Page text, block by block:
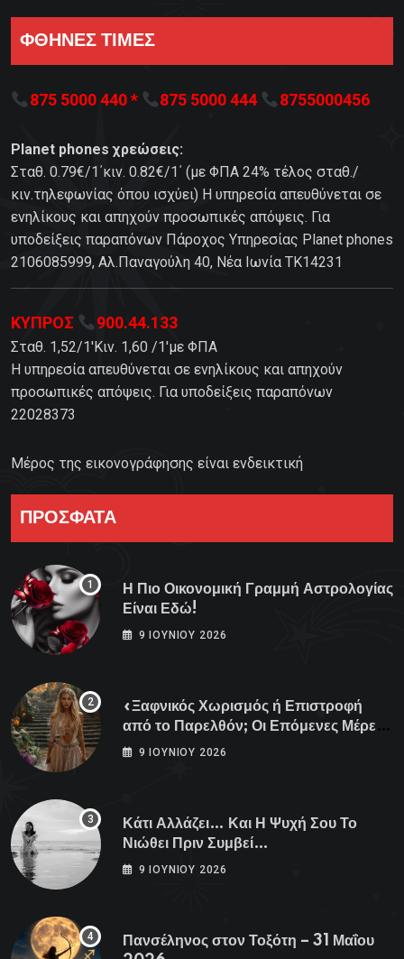
ΦΘΗΝΕΣ ΤΙΜΕΣ
875 5000 440 * 875 5000 444 8755000456
Planet phones χρεώσεις:
Σταθ. 0.79€/1΄κιν. 0.82€/1΄ (με ΦΠΑ 24% τέλος σταθ./
κιν.τηλεφωνίας όπου ισχύει) Η υπηρεσία απευθύνεται σε
ενηλίκους και απηχούν προσωπικές απόψεις. Για
υποδείξεις παραπόνων Πάροχος Υπηρεσίας Planet phones
2106085999, Αλ.Παναγούλη 40, Νέα Ιωνία TK14231
ΚΥΠΡΟΣ 900.44.133
Σταθ. 1,52/1'Κιν. 1,60 /1'με ΦΠΑ
Η υπηρεσία απευθύνεται σε ενηλίκους και απηχούν
προσωπικές απόψεις. Για υποδείξεις παραπόνων
22028373
Μέρος της εικονογράφησης είναι ενδεικτική
ΠΡΟΣΦΑΤΑ
Η Πιο Οικονομική Γραμμή Αστρολογίας
Είναι Εδώ!
9 ΙΟΥΝΊΟΥ 2026
«Ξαφνικός Χωρισμός ή Επιστροφή
από το Παρελθόν; Οι Επόμενες Μέρες
Κρύβουν ΣΟΚ για αυτά τα Ζώδια»
9 ΙΟΥΝΊΟΥ 2026
Κάτι Αλλάζει… Και Η Ψυχή Σου Το
Νιώθει Πριν Συμβεί…
9 ΙΟΥΝΊΟΥ 2026
Πανσέληνος στον Τοξότη – 31 Μαΐου